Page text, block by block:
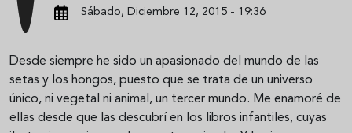
Sábado, Diciembre 12, 2015 - 19:36
Desde siempre he sido un apasionado del mundo de las
setas y los hongos, puesto que se trata de un universo
único, ni vegetal ni animal, un tercer mundo. Me enamoré de
ellas desde que las descubrí en los libros infantiles, cuyas